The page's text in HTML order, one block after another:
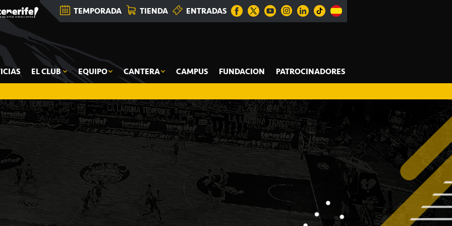
TEMPORADA TIENDA ENTRADAS
EL CLUB EQUIPO CANTERA CAMPUS FUNDACION PATROCINADORES